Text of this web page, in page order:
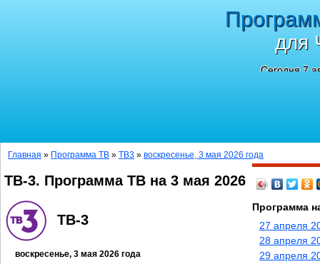
для
Сегодня 7
Главная » Программа ТВ » ТВ3 » воскресенье, 3 мая 2026 года
ТВ-3. Программа ТВ на 3 мая 2026
ТВ-3
воскресенье, 3 мая 2026 года
Программа
27 апреля
28 апреля
29 апреля